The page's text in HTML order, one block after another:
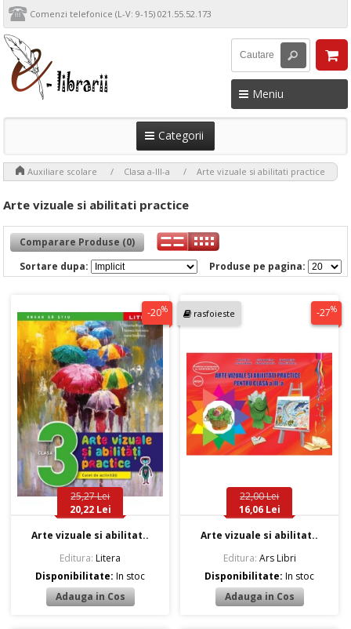
Comenzi telefonice (L-V: 9-15) 021.55.52.173
Meniu
Categorii
Auxiliare scolare Clasa a-III-a Arte vizuale si abilitati practice
Arte vizuale si abilitati practice
Comparare Produse (0)
Produse pe pagina:
Sortare dupa:
-20%
25,27 Lei
20,22 Lei
Arte vizuale si abilitat..
Editura: Litera
Disponibilitate:In stoc
rasfoieste -27%
22,00 Lei
16,06 Lei
Arte vizuale si abilitat..
Editura: Ars Libri
Disponibilitate:In stoc